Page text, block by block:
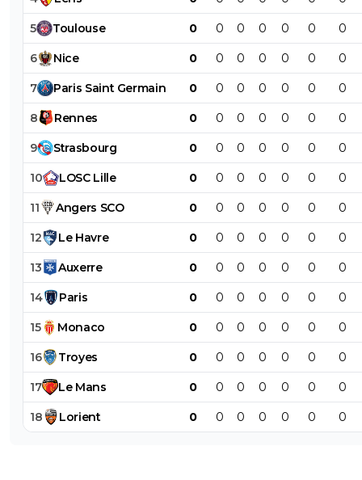
5 Toulouse 0 0 0 0 0 0 0
6 Nice 0 0 0 0 0 0 0
7 Paris Saint Germain 0 0 0 0 0 0 0
8 Rennes 0 0 0 0 0 0 0
9 Strasbourg 0 0 0 0 0 0 0
10 LOSC Lille 0 0 0 0 0 0 0
11 Angers SCO 0 0 0 0 0 0 0
12 Le Havre 0 0 0 0 0 0 0
13 Auxerre 0 0 0 0 0 0 0
14 Paris 0 0 0 0 0 0 0
15 Monaco 0 0 0 0 0 0 0
16 Troyes 0 0 0 0 0 0 0
17 Le Mans 0 0 0 0 0 0 0
18 Lorient 0 0 0 0 0 0 0